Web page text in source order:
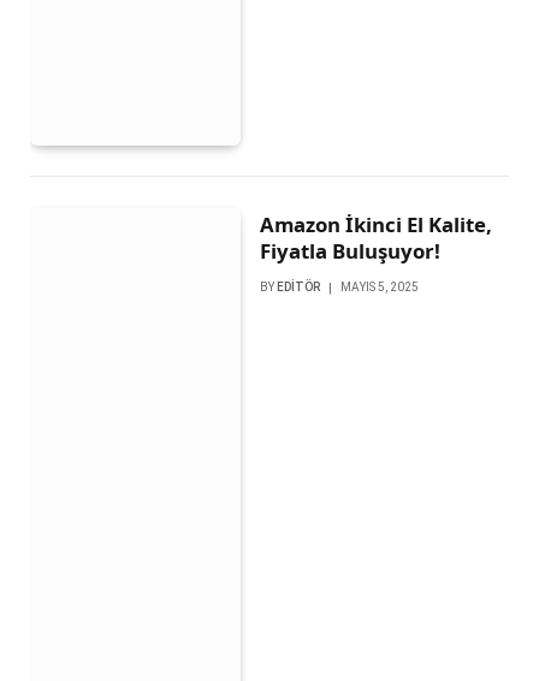
Amazon İkinci El Kalite,
Fiyatla Buluşuyor!
BY EDITÖR MAYIS 5, 2025